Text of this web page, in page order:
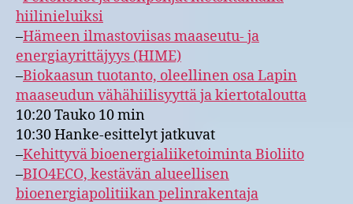
hiilinieluiksi
–Hämeen ilmastoviisas maaseutu- ja
energiayrittäjyys (HIME)
–Biokaasun tuotanto, oleellinen osa Lapin
maaseudun vähähiilisyyttä ja kiertotaloutta
10:20 Tauko 10 min
10:30 Hanke-esittelyt jatkuvat
–Kehittyvä bioenergialiiketoiminta Bioliito
–BIO4ECO, kestävän alueellisen
bioenergiapolitiikan pelinrakentaja